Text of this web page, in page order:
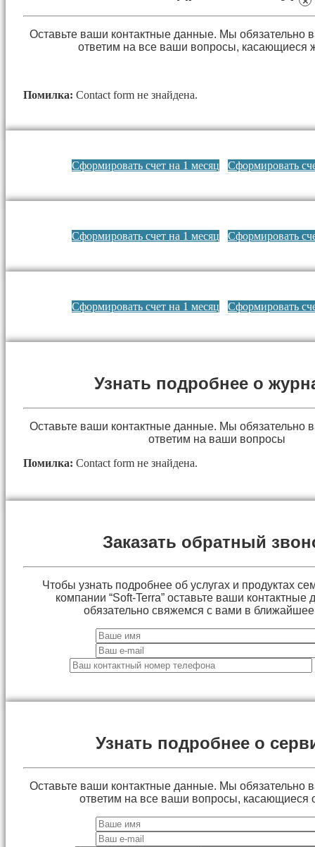
Оставьте ваши контактные данные. Мы обязательно
ответим на все ваши вопросы, касающиеся
Помилка: Contact form не знайдена.
Сформировать счет на 1 месяц Сформировать
Сформировать счет на 1 месяц Сформировать
Сформировать счет на 1 месяц Сформировать
Узнать подробнее о
Оставьте ваши контактные данные. Мы обязательно
ответим на ваши вопросы
Помилка: Contact form не знайдена.
Заказать обратный
Чтобы узнать подробнее об услугах и продуктах
компании “Soft-Terra” оставьте ваши
обязательно свяжемся с вами в
Узнать подробнее о
Оставьте ваши контактные данные. Мы обязательно
ответим на все ваши вопросы, касающиеся